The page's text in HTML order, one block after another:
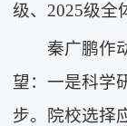
级、2025级全
秦广鹏作
望：一是科学
步。院校选择